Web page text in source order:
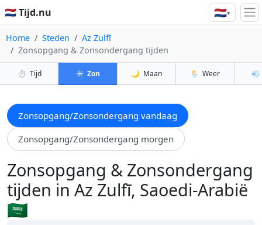
🇳🇱 Tijd.nu 🇳🇱▾
Home Steden
Az Zulfī
Zonsopgang & Zonsondergang tijden
⏱️ Tijd ☀️ Zon 🌙 Maan 🌦️ Weer 💨
Zonsopgang/Zonsondergang vandaag
Zonsopgang/Zonsondergang morgen
Zonsopgang & Zonsondergang
tijden in Az Zulfī, Saoedi-Arabië
🇸🇦